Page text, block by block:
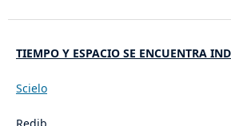
TIEMPO Y ESPACIO SE ENCUENTRA
Scielo